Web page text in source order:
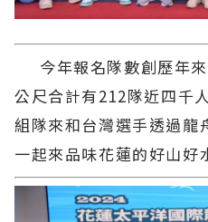
今年報名隊數創歷年來
公尺合計有212隊近四千
組隊來和台灣選手透過龍
一起來品味花蓮的好山好